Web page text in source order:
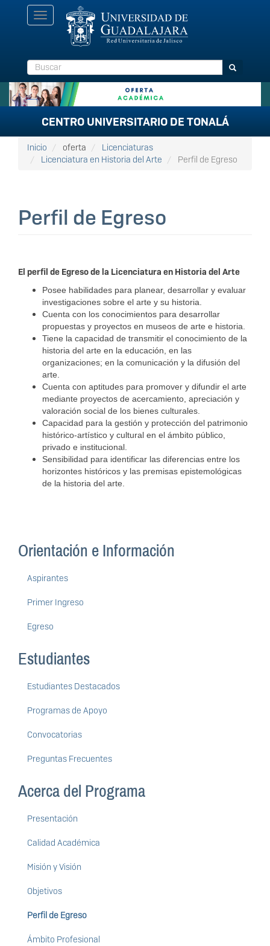
Toggle
navigation
Buscar Buscar
CENTRO UNIVERSITARIO DE TONALÁ
Inicio oferta
Licenciaturas
Licenciatura en Historia del Arte
Perfil de Egreso
Perfil de Egreso
El perfil de Egreso de la Licenciatura en Historia del Arte
Posee habilidades para planear, desarrollar y evaluar
investigaciones sobre el arte y su historia.
Cuenta con los conocimientos para desarrollar
propuestas y proyectos en museos de arte e historia.
Tiene la capacidad de transmitir el conocimiento de la
historia del arte en la educación, en las
organizaciones; en la comunicación y la difusión del
arte.
Cuenta con aptitudes para promover y difundir el arte
mediante proyectos de acercamiento, apreciación y
valoración social de los bienes culturales.
Capacidad para la gestión y protección del patrimonio
histórico-artístico y cultural en el ámbito público,
privado e institucional.
Sensibilidad para identificar las diferencias entre los
horizontes históricos y las premisas epistemológicas
de la historia del arte.
Orientación e Información
Aspirantes
Primer Ingreso
Egreso
Estudiantes
Estudiantes Destacados
Programas de Apoyo
Convocatorias
Preguntas Frecuentes
Acerca del Programa
Presentación
Calidad Académica
Misión y Visión
Objetivos
Perfil de Egreso
Ámbito Profesional